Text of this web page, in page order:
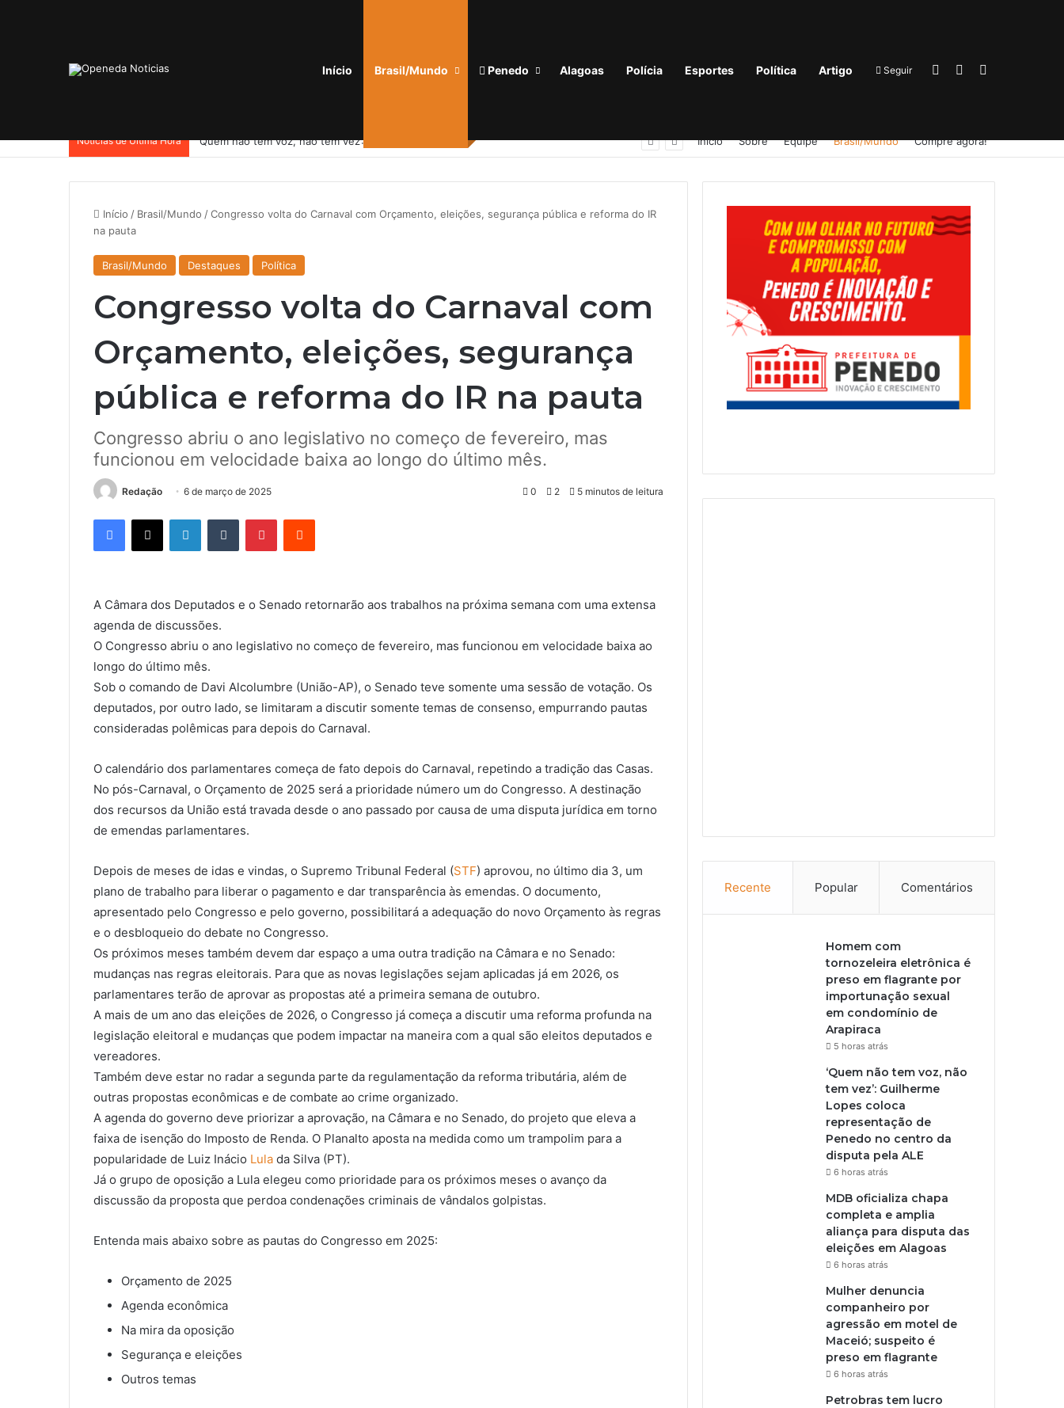
Início Brasil/Mundo Penedo Alagoas Polícia Esportes Política Artigo Seguir Entrar Barra Lateral
Notícias de Última Hora ‘Quem não tem voz, não tem vez’: Guilherme Lopes coloca representação de Penedo no centro da disputa pela ALE Início Sobre Equipe Brasil/Mundo Compre agora!
Início / Brasil/Mundo /Congresso volta do Carnaval com Orçamento, eleições, segurança pública e reforma do IR
na pauta
Brasil/Mundo Destaques Política
Congresso volta do Carnaval com
Orçamento, eleições, segurança
pública e reforma do IR na pauta
Congresso abriu o ano legislativo no começo de fevereiro, mas
funcionou em velocidade baixa ao longo do último mês.
Redação 6 de março de 2025 0 2 5 minutos de leitura
Facebook
X LinkedinTumblr PinterestReddit
A Câmara dos Deputados e o Senado retornarão aos trabalhos na próxima semana com uma extensa
agenda de discussões.
O Congresso abriu o ano legislativo no começo de fevereiro, mas funcionou em velocidade baixa ao
longo do último mês.
Sob o comando de Davi Alcolumbre (União-AP), o Senado teve somente uma sessão de votação. Os
deputados, por outro lado, se limitaram a discutir somente temas de consenso, empurrando pautas
consideradas polêmicas para depois do Carnaval.
O calendário dos parlamentares começa de fato depois do Carnaval, repetindo a tradição das Casas.
No pós-Carnaval, o Orçamento de 2025 será a prioridade número um do Congresso. A destinação
dos recursos da União está travada desde o ano passado por causa de uma disputa jurídica em torno
de emendas parlamentares.
Depois de meses de idas e vindas, o Supremo Tribunal Federal (STF) aprovou, no último dia 3, um
plano de trabalho para liberar o pagamento e dar transparência às emendas. O documento,
apresentado pelo Congresso e pelo governo, possibilitará a adequação do novo Orçamento às regras
e o desbloqueio do debate no Congresso.
Os próximos meses também devem dar espaço a uma outra tradição na Câmara e no Senado:
mudanças nas regras eleitorais. Para que as novas legislações sejam aplicadas já em 2026, os
parlamentares terão de aprovar as propostas até a primeira semana de outubro.
A mais de um ano das eleições de 2026, o Congresso já começa a discutir uma reforma profunda na
legislação eleitoral e mudanças que podem impactar na maneira com a qual são eleitos deputados e
vereadores.
Também deve estar no radar a segunda parte da regulamentação da reforma tributária, além de
outras propostas econômicas e de combate ao crime organizado.
A agenda do governo deve priorizar a aprovação, na Câmara e no Senado, do projeto que eleva a
faixa de isenção do Imposto de Renda. O Planalto aposta na medida como um trampolim para a
popularidade de Luiz Inácio Lula da Silva (PT).
Já o grupo de oposição a Lula elegeu como prioridade para os próximos meses o avanço da
discussão da proposta que perdoa condenações criminais de vândalos golpistas.
Entenda mais abaixo sobre as pautas do Congresso em 2025:
Orçamento de 2025
Agenda econômica
Na mira da oposição
Segurança e eleições
Outros temas
Recente Popular Comentários
Homem com
tornozeleira eletrônica é
preso em flagrante por
importunação sexual
em condomínio de
Arapiraca
5 horas atrás
‘Quem não tem voz, não
tem vez’: Guilherme
Lopes coloca
representação de
Penedo no centro da
disputa pela ALE
6 horas atrás
MDB oficializa chapa
completa e amplia
aliança para disputa das
eleições em Alagoas
6 horas atrás
Mulher denuncia
companheiro por
agressão em motel de
Maceió; suspeito é
preso em flagrante
6 horas atrás
Petrobras tem lucro